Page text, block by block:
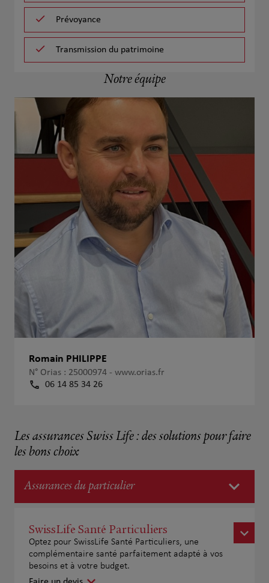
Prévoyance
Transmission du patrimoine
Notre équipe
Romain PHILIPPE
N° Orias : 25000974 - www.orias.fr
06 14 85 34 26
Les assurances Swiss Life : des solutions pour faire
les bons choix
Assurances du particulier
SwissLife Santé Particuliers
Optez pour SwissLife Santé Particuliers, une
complémentaire santé parfaitement adapté à vos
besoins et à votre budget.